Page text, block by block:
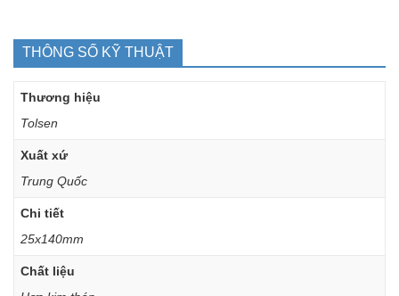
THÔNG SỐ KỸ THUẬT
Thương hiệu
Tolsen
Xuất xứ
Trung Quốc
Chi tiết
25x140mm
Chất liệu